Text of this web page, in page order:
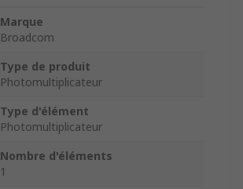
Marque
Broadcom
Type de produit
Photomultiplicateur
Type d'élément
Photomultiplicateur
Nombre d'éléments
1